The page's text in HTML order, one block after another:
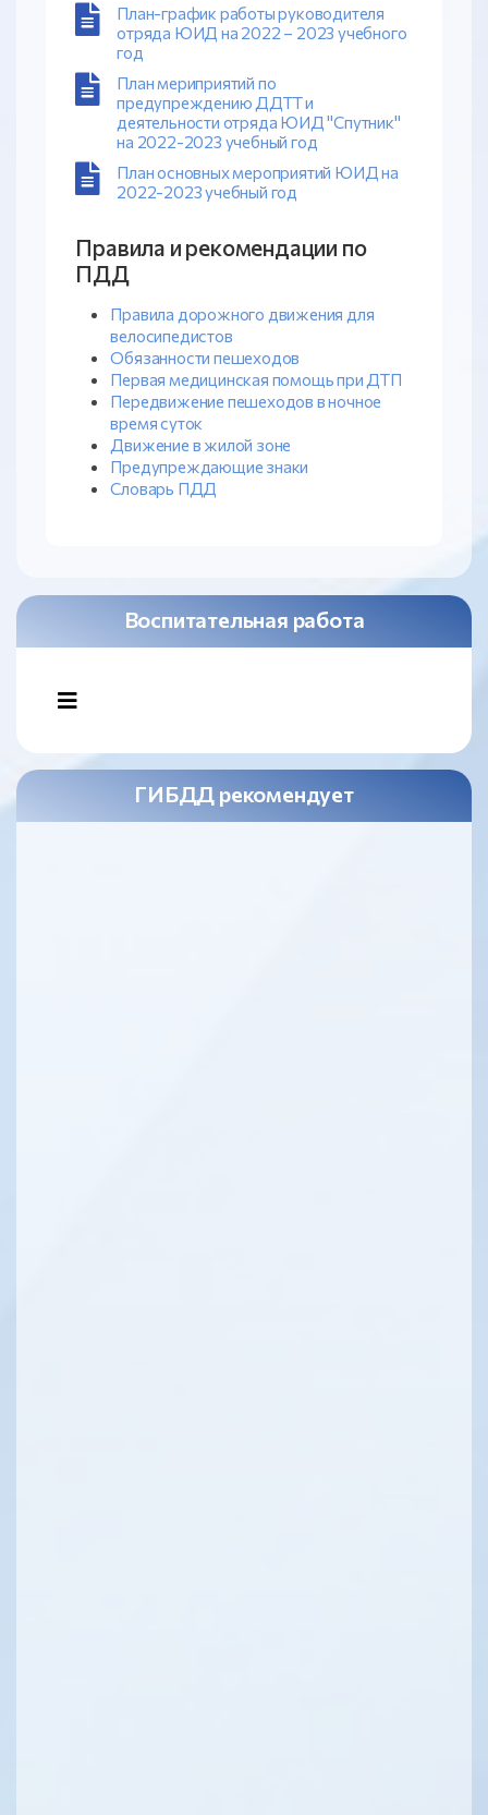
План-график работы руководителя
отряда ЮИД на 2022 – 2023 учебного
год
План мериприятий по
предупреждению ДДТТ и
деятельности отряда ЮИД "Спутник"
на 2022-2023 учебный год
План основных мероприятий ЮИД на
2022-2023 учебный год
Правила и рекомендации по
ПДД
Правила дорожного движения для
велосипедистов
Обязанности пешеходов
Первая медицинская помощь при ДТП
Передвижение пешеходов в ночное
время суток
Движение в жилой зоне
Предупреждающие знаки
Словарь ПДД
Воспитательная работа
ГИБДД рекомендует